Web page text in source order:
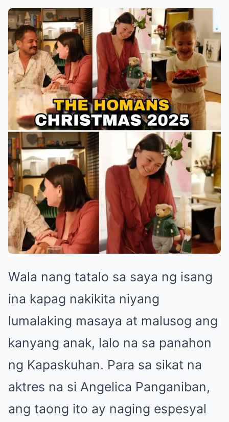
Wala nang tatalo sa saya ng isang
ina kapag nakikita niyang
lumalaking masaya at malusog ang
kanyang anak, lalo na sa panahon
ng Kapaskuhan. Para sa sikat na
aktres na si Angelica Panganiban,
ang taong ito ay naging espesyal